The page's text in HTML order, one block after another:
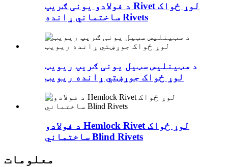
د فولادو یونی ګریپ Rivet لوړ ځواک
ساختماني ړانده Rivets
د سټینلیس سټیل یونی ګریپ ریویټ
لوړ ځواک جوړښتي ړانده ریویټ
د فولادو Hemlock Rivet لوړ ځواک
ساختماني Blind Rivets
معلومات